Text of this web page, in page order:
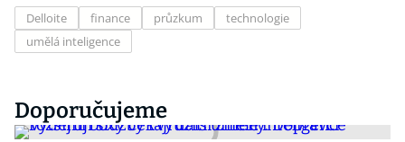
Delloite finance průzkum
technologie
umělá inteligence
Doporučujeme